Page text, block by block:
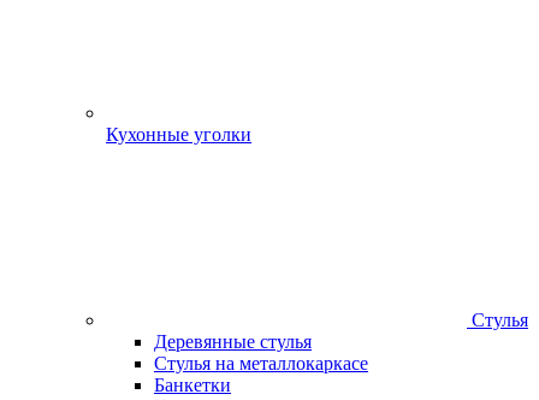
Кухонные уголки
Стулья
Деревянные стулья
Стулья на металлокаркасе
Банкетки